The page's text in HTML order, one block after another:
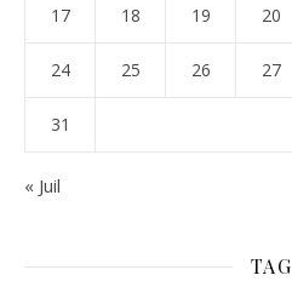
17 18 19 20
24 25 26 27
31
« Juil
TAG